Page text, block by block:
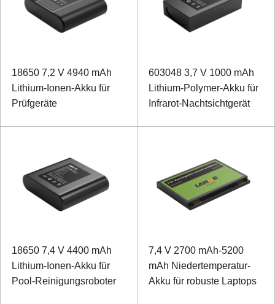
18650 7,2 V 4940 mAh
Lithium-Ionen-Akku für
Prüfgeräte
603048 3,7 V 1000 mAh
Lithium-Polymer-Akku für
Infrarot-Nachtsichtgerät
18650 7,4 V 4400 mAh
Lithium-Ionen-Akku für
Pool-Reinigungsroboter
7,4 V 2700 mAh-5200
mAh Niedertemperatur-
Akku für robuste Laptops